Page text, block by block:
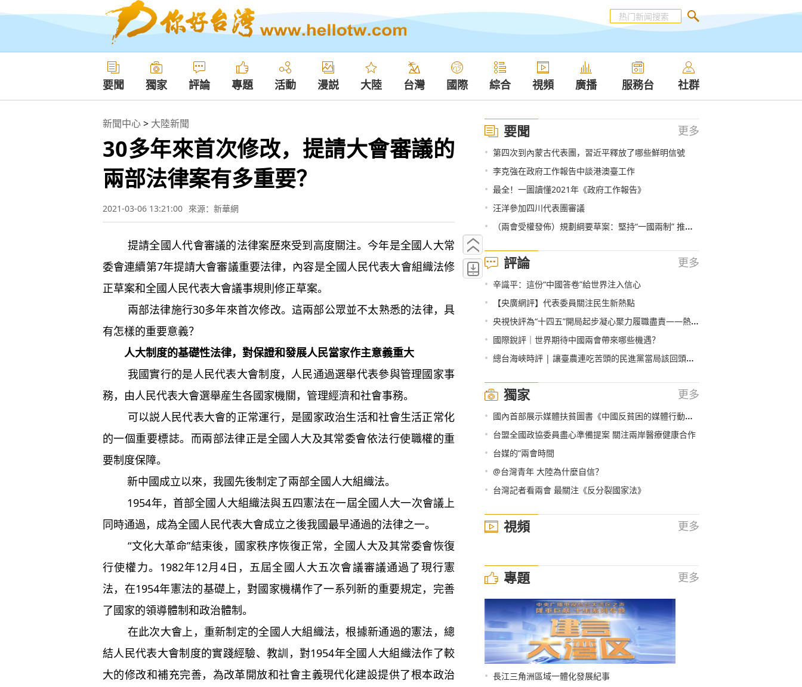
要聞 獨家 評論 專題 活動 漫説 大陸 台灣 國際 綜合 視頻 廣播 服務台 社群
新聞中心> 大陸新聞
30多年來首次修改，提請大會審議的
兩部法律案有多重要？
2021-03-06 13:21:00 來源：新華網
提請全國人代會審議的法律案歷來受到高度關注。今年是全國人大常
委會連續第7年提請大會審議重要法律，內容是全國人民代表大會組織法修
正草案和全國人民代表大會議事規則修正草案。
兩部法律施行30多年來首次修改。這兩部公眾並不太熟悉的法律，具
有怎樣的重要意義？
人大制度的基礎性法律，對保證和發展人民當家作主意義重大
我國實行的是人民代表大會制度，人民通過選舉代表參與管理國家事
務，由人民代表大會選舉産生各國家機關，管理經濟和社會事務。
可以説人民代表大會的正常運行，是國家政治生活和社會生活正常化
的一個重要標誌。而兩部法律正是全國人大及其常委會依法行使職權的重
要制度保障。
新中國成立以來，我國先後制定了兩部全國人大組織法。
1954年，首部全國人大組織法與五四憲法在一屆全國人大一次會議上
同時通過，成為全國人民代表大會成立之後我國最早通過的法律之一。
“文化大革命”結束後，國家秩序恢復正常，全國人大及其常委會恢復
行使權力。1982年12月4日，五屆全國人大五次會議審議通過了現行憲
法，在1954年憲法的基礎上，對國家機構作了一系列新的重要規定，完善
了國家的領導體制和政治體制。
在此次大會上，重新制定的全國人大組織法，根據新通過的憲法，總
結人民代表大會制度的實踐經驗、教訓，對1954年全國人大組織法作了較
大的修改和補充完善，為改革開放和社會主義現代化建設提供了根本政治
要聞 更多
• 第四次到內蒙古代表團，習近平釋放了哪些鮮明信號
• 李克強在政府工作報告中談港澳臺工作
• 最全！一圖讀懂2021年《政府工作報告》
• 汪洋參加四川代表團審議
• （兩會受權發佈）規劃綱要草案：堅持“一國兩制” 推進祖國統一
評論 更多
• 辛識平：這份“中國答卷”給世界注入信心
• 【央廣網評】代表委員關注民生新熱點
• 央視快評為“十四五”開局起步凝心聚力履職盡責——熱烈祝賀2021年全國兩會召開
• 國際銳評｜世界期待中國兩會帶來哪些機遇？
• 總台海峽時評 | 讓臺農連吃苦頭的民進黨當局該回頭了！
獨家 更多
• 國內首部展示媒體扶貧圖書《中國反貧困的媒體行動——以中央廣播電視總臺的實踐為例》出版發行
• 台盟全國政協委員盡心準備提案 關注兩岸醫療健康合作
• 台媒的“兩會時間
• @台灣青年 大陸為什麼自信？
• 台灣記者看兩會 最關注《反分裂國家法》
視頻 更多
專題 更多
• 長江三角洲區域一體化發展紀事